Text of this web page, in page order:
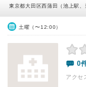
東京都大田区西蒲田（池上駅、
土曜（〜12:00）
0
アク